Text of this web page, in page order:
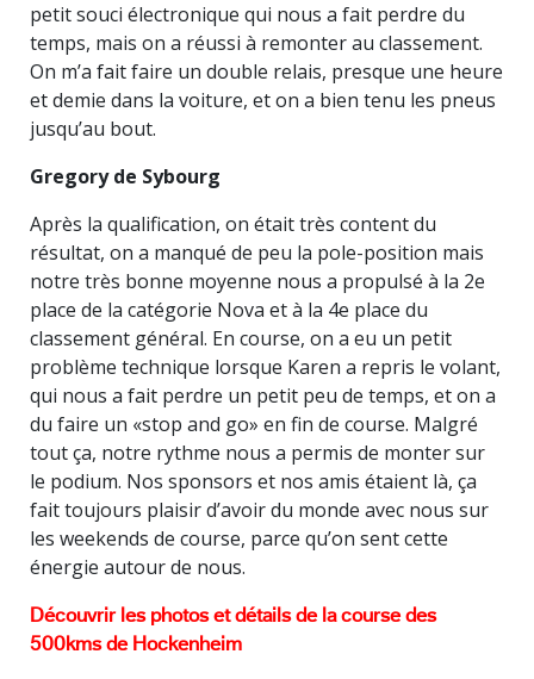
petit souci électronique qui nous a fait perdre du
temps, mais on a réussi à remonter au classement.
On m’a fait faire un double relais, presque une heure
et demie dans la voiture, et on a bien tenu les pneus
jusqu’au bout.
Gregory de Sybourg
Après la qualification, on était très content du
résultat, on a manqué de peu la pole-position mais
notre très bonne moyenne nous a propulsé à la 2e
place de la catégorie Nova et à la 4e place du
classement général. En course, on a eu un petit
problème technique lorsque Karen a repris le volant,
qui nous a fait perdre un petit peu de temps, et on a
du faire un «stop and go» en fin de course. Malgré
tout ça, notre rythme nous a permis de monter sur
le podium. Nos sponsors et nos amis étaient là, ça
fait toujours plaisir d’avoir du monde avec nous sur
les weekends de course, parce qu’on sent cette
énergie autour de nous.
Découvrir les photos et détails de la course des
500kms de Hockenheim